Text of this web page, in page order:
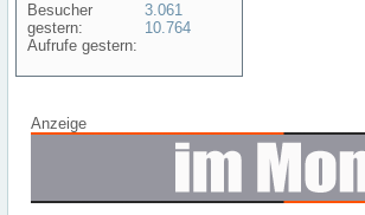
Besucher
gestern:
Aufrufe gestern:
3.061
10.764
Anzeige